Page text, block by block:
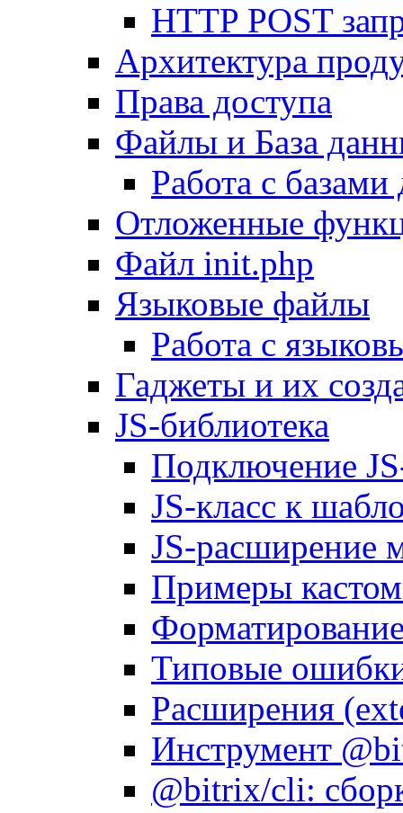
HTTP POST
Архитектура
Права доступа
Файлы и База
Работа с
Отложенные
Файл init.php
Языковые файлы
Работа с
Гаджеты и их
JS-библиотека
Подключение
JS-класс к
JS-расширение
Примеры
Типовые
Расширения
Инструмент
@bitrix/cli: